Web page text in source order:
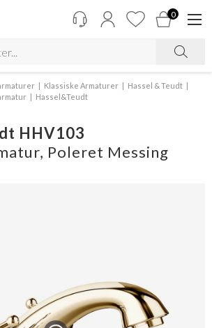
0
Klassiske Armaturer
Hassel & Teudt
Hassel&Teudt
HHV103
Poleret Messing